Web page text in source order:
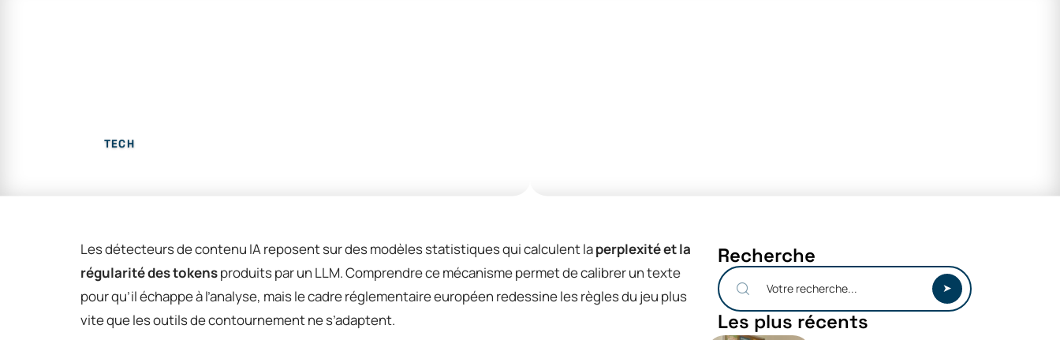
TECH
Les détecteurs de contenu IA reposent sur des modèles statistiques qui calculent laperplexité et la
régularité des tokensproduits par un LLM. Comprendre ce mécanisme permet de calibrer un texte
pour qu’il échappe à l’analyse, mais le cadre réglementaire européen redessine les règles du jeu plus
vite que les outils de contournement ne s’adaptent.
Recherche
Les plus récents